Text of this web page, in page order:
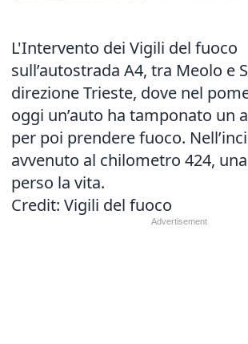
L'Intervento dei Vigili del fuoco
sull’autostrada A4, tra Meolo e
direzione Trieste, dove nel
oggi un’auto ha tamponato un
per poi prendere fuoco.
avvenuto al chilometro 424,
perso la vita.
Credit: Vigili del fuoco